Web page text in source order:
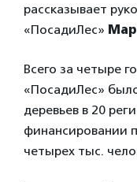
рассказывает
«ПосадиЛес»
Всего за четыре
«ПосадиЛес»
деревьев в 20
финансировании
четырех тыс.